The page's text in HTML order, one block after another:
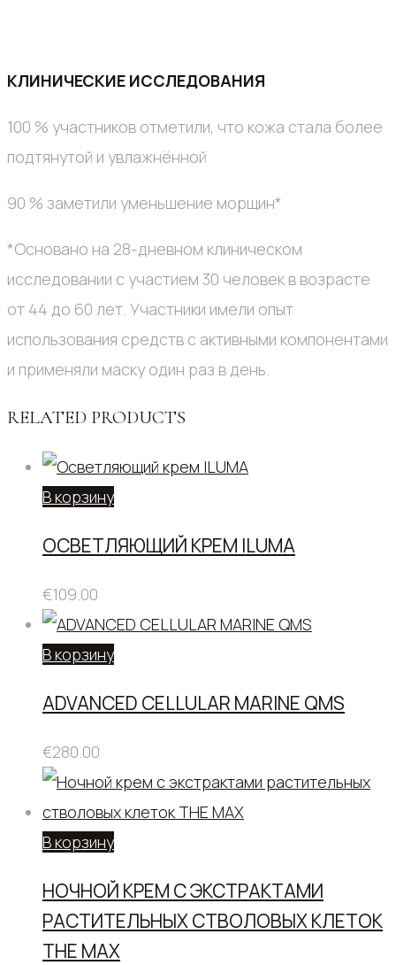
КЛИНИЧЕСКИЕ ИССЛЕДОВАНИЯ
100 % участников отметили, что кожа стала более
подтянутой и увлажнённой
90 % заметили уменьшение морщин*
*Основано на 28-дневном клиническом
исследовании с участием 30 человек в возрасте
от 44 до 60 лет. Участники имели опыт
использования средств с активными компонентами
и применяли маску один раз в день.
RELATED PRODUCTS
В корзину
ОСВЕТЛЯЮЩИЙ КРЕМ ILUMA
€109.00
В корзину
ADVANCED CELLULAR MARINE QMS
€280.00
В корзину
НОЧНОЙ КРЕМ С ЭКСТРАКТАМИ
РАСТИТЕЛЬНЫХ СТВОЛОВЫХ КЛЕТОК
THE MAX